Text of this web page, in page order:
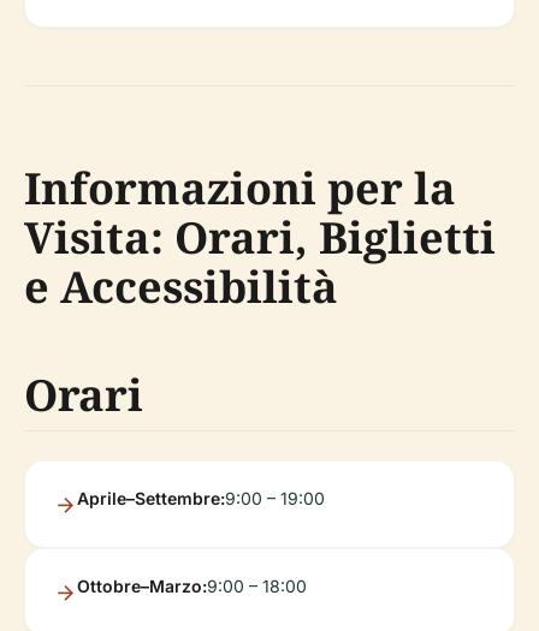
Informazioni per la
Visita: Orari, Biglietti
e Accessibilità
Orari
Aprile–Settembre:9:00 – 19:00
Ottobre–Marzo:9:00 – 18:00